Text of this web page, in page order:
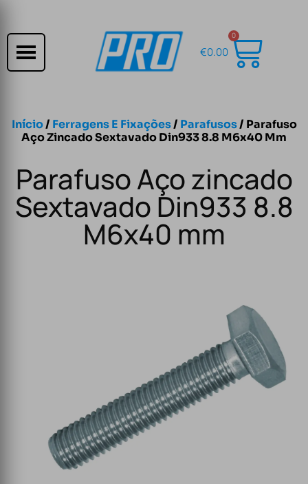
€0.00
0
Início/ Ferragens E Fixações/ Parafusos/ Parafuso
Aço Zincado Sextavado Din933 8.8 M6x40 Mm
Parafuso Aço zincado
Sextavado Din933 8.8
M6x40 mm